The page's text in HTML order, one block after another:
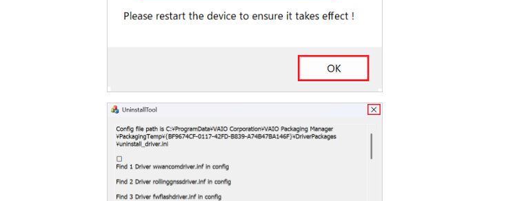
(エ) 本製品、許諾ソフトウェア、または許諾対象外のソフトウェア、若しくはそれ
VAIOは、本情報を下記の目的（以下「本目的」とします）のために、法律の定めに
(ア) 本製品の機能および本製品使用時に発生するエラーまたはバグの管理
(イ) 許諾ソフトウェアのアップデート版/アップグレード版を提供するための許諾ソフ
(ウ) VAIOまたはVAIOが認めた第三者による位置情報を利用した製品またはサービス
情報提供は別途お客さまの同意をいただいたうえで行います。
(オ) VAIOの製品およびサービスに関してより使いやすいソフトウェア製品の設計およ
(カ) VAIOまたは第三者による製品およびサービスの開発・性能向上
(キ) 適用法令等の遵守
VAIOは、本情報を次に定める条件に従い、第三者に開示できるものとします。